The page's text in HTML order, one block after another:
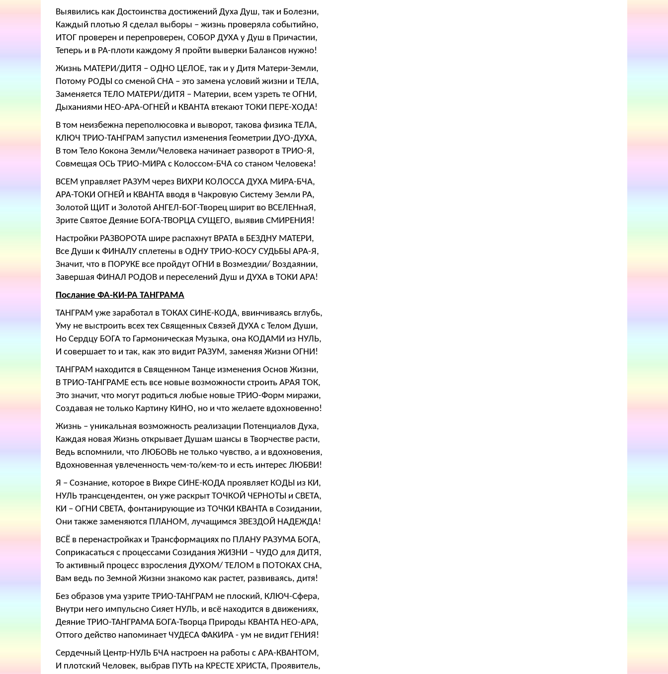
Выявились как Достоинства достижений Духа Душ, так и Болезни,
Каждый плотью Я сделал выборы – жизнь проверяла событийно,
ИТОГ проверен и перепроверен, СОБОР ДУХА у Душ в Причастии,
Теперь и в РА-плоти каждому Я пройти выверки Балансов нужно!
Жизнь МАТЕРИ/ДИТЯ – ОДНО ЦЕЛОЕ, так и у Дитя Матери-Земли,
Потому РОДЫ со сменой СНА – это замена условий жизни и ТЕЛА,
Заменяется ТЕЛО МАТЕРИ/ДИТЯ – Материи, всем узреть те ОГНИ,
Дыханиями НЕО-АРА-ОГНЕЙ и КВАНТА втекают ТОКИ ПЕРЕ-ХОДА!
В том неизбежна переполюсовка и выворот, такова физика ТЕЛА,
КЛЮЧ ТРИО-ТАНГРАМ запустил изменения Геометрии ДУО-ДУХА,
В том Тело Кокона Земли/Человека начинает разворот в ТРИО-Я,
Совмещая ОСЬ ТРИО-МИРА с Колоссом-БЧА со станом Человека!
ВСЕМ управляет РАЗУМ через ВИХРИ КОЛОССА ДУХА МИРА-БЧА,
АРА-ТОКИ ОГНЕЙ и КВАНТА вводя в Чакровую Систему Земли РА,
Золотой ЩИТ и Золотой АНГЕЛ-БОГ-Творец ширит во ВСЕЛЕНнаЯ,
Зрите Святое Деяние БОГА-ТВОРЦА СУЩЕГО, выявив СМИРЕНИЯ!
Настройки РАЗВОРОТА шире распахнут ВРАТА в БЕЗДНУ МАТЕРИ,
Все Души к ФИНАЛУ сплетены в ОДНУ ТРИО-КОСУ СУДЬБЫ АРА-Я,
Значит, что в ПОРУКЕ все пройдут ОГНИ в Возмездии/ Воздаянии,
Завершая ФИНАЛ РОДОВ и переселений Душ и ДУХА в ТОКИ АРА!
Послание ФА-КИ-РА ТАНГРАМА
ТАНГРАМ уже заработал в ТОКАХ СИНЕ-КОДА, ввинчиваясь вглубь,
Уму не выстроить всех тех Священных Связей ДУХА с Телом Души,
Но Сердцу БОГА то Гармоническая Музыка, она КОДАМИ из НУЛЬ,
И совершает то и так, как это видит РАЗУМ, заменяя Жизни ОГНИ!
ТАНГРАМ находится в Священном Танце изменения Основ Жизни,
В ТРИО-ТАНГРАМЕ есть все новые возможности строить АРАЯ ТОК,
Это значит, что могут родиться любые новые ТРИО-Форм миражи,
Создавая не только Картину КИНО, но и что желаете вдохновенно!
Жизнь – уникальная возможность реализации Потенциалов Духа,
Каждая новая Жизнь открывает Душам шансы в Творчестве расти,
Ведь вспомнили, что ЛЮБОВЬ не только чувство, а и вдохновения,
Вдохновенная увлеченность чем-то/кем-то и есть интерес ЛЮБВИ!
Я – Сознание, которое в Вихре СИНЕ-КОДА проявляет КОДЫ из КИ,
НУЛЬ трансцендентен, он уже раскрыт ТОЧКОЙ ЧЕРНОТЫ и СВЕТА,
КИ – ОГНИ СВЕТА, фонтанирующие из ТОЧКИ КВАНТА в Созидании,
Они также заменяются ПЛАНОМ, лучащимся ЗВЕЗДОЙ НАДЕЖДА!
ВСЁ в перенастройках и Трансформациях по ПЛАНУ РАЗУМА БОГА,
Соприкасаться с процессами Созидания ЖИЗНИ – ЧУДО для ДИТЯ,
То активный процесс взросления ДУХОМ/ ТЕЛОМ в ПОТОКАХ СНА,
Вам ведь по Земной Жизни знакомо как растет, развиваясь, дитя!
Без образов ума узрите ТРИО-ТАНГРАМ не плоский, КЛЮЧ-Сфера,
Внутри него импульсно Сияет НУЛЬ, и всё находится в движениях,
Деяние ТРИО-ТАНГРАМА БОГА-Творца Природы КВАНТА НЕО-АРА,
Оттого действо напоминает ЧУДЕСА ФАКИРА - ум не видит ГЕНИЯ!
Сердечный Центр-НУЛЬ БЧА настроен на работы с АРА-КВАНТОМ,
И плотский Человек, выбрав ПУТЬ на КРЕСТЕ ХРИСТА, Проявитель,